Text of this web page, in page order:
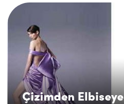
Çizimden Elbiseye